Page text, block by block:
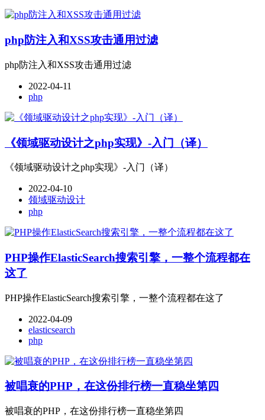
php防注入和XSS攻击通用过滤
php防注入和XSS攻击通用过滤
2022-04-11
php
《领域驱动设计之php实现》-入门（译）
《领域驱动设计之php实现》-入门（译）
2022-04-10
领域驱动设计
php
PHP操作ElasticSearch搜索引擎，一整个流程都在
这了
PHP操作ElasticSearch搜索引擎，一整个流程都在这了
2022-04-09
elasticsearch
php
被唱衰的PHP，在这份排行榜一直稳坐第四
被唱衰的PHP，在这份排行榜一直稳坐第四